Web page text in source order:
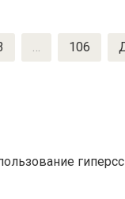
… 106